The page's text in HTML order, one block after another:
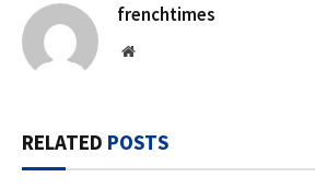
frenchtimes
Website
RELATED POSTS